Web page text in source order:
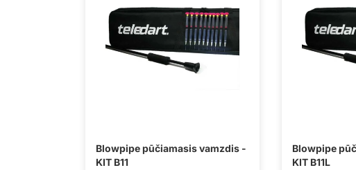
Blowpipe pūčiamasis vamzdis -
KIT B11
Blowpipe
KIT B11L